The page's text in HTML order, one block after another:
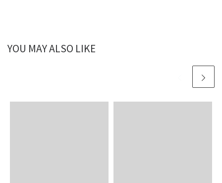
YOU MAY ALSO LIKE